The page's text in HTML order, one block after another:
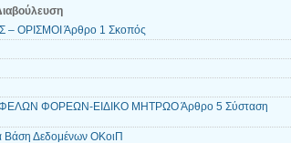
ΟΡΙΣΜΟΙ Άρθρο 1 Σκοπός
ΦΟΡΕΩΝ-ΕΙΔΙΚΟ ΜΗΤΡΩΟ Άρθρο 5 Σύσταση
Βάση Δεδομένων ΟΚοιΠ